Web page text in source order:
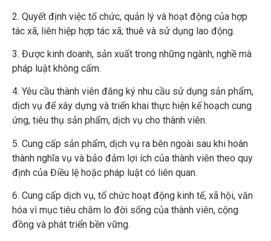
2. Quyết định việc tổ chức, quản lý và hoạt động của hợp
tác xã, liên hiệp hợp tác xã; thuê và sử dụng lao động.
3. Được kinh doanh, sản xuất trong những ngành, nghề mà
pháp luật không cấm.
4. Yêu cầu thành viên đăng ký nhu cầu sử dụng sản phẩm,
dịch vụ để xây dựng và triển khai thực hiện kế hoạch cung
ứng, tiêu thụ sản phẩm, dịch vụ cho thành viên.
5. Cung cấp sản phẩm, dịch vụ ra bên ngoài sau khi hoàn
thành nghĩa vụ và bảo đảm lợi ích của thành viên theo quy
định của Điều lệ hoặc pháp luật có liên quan.
6. Cung cấp dịch vụ, tổ chức hoạt động kinh tế, xã hội, văn
hóa vì mục tiêu chăm lo đời sống của thành viên, cộng
đồng và phát triển bền vững.